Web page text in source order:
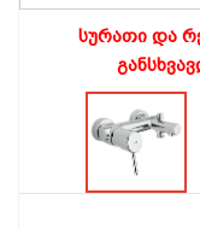
სურათი და